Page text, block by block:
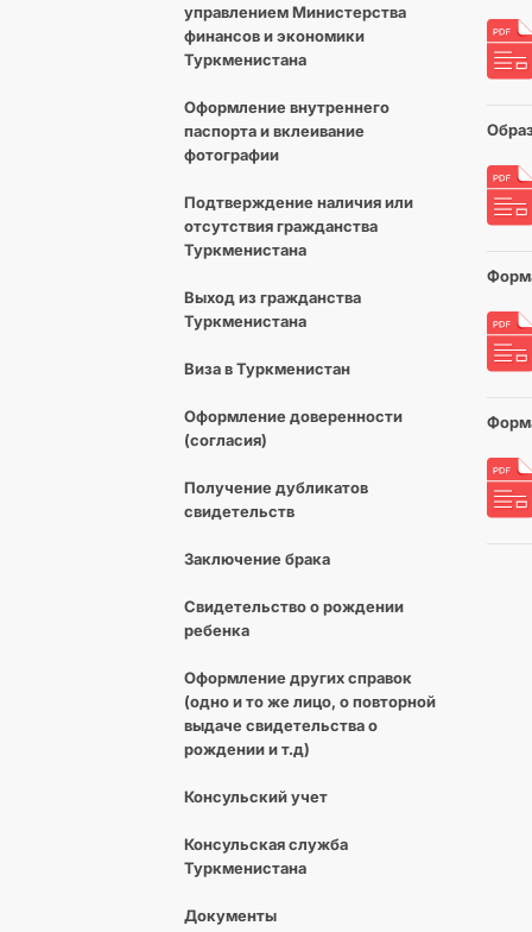
управлением Министерства
финансов и экономики
Туркменистана
Оформление внутреннего
паспорта и вклеивание
фотографии
Подтверждение наличия или
отсутствия гражданства
Туркменистана
Выход из гражданства
Туркменистана
Виза в Туркменистан
Оформление доверенности
(согласия)
Получение дубликатов
свидетельств
Заключение брака
Свидетельство о рождении
ребенка
Оформление других справок
(одно и то же лицо, о повторной
выдаче свидетельства о
рождении и т.д)
Консульский учет
Консульская служба
Туркменистана
Документы